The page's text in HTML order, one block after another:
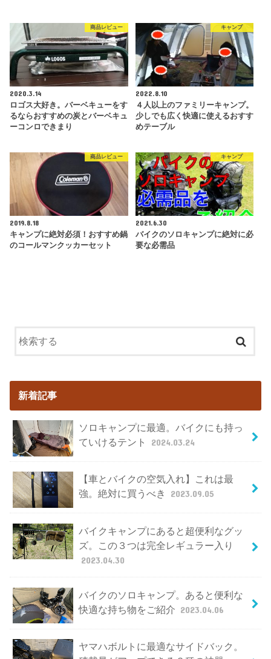
商品レビュー
2020.3.14
ロゴス大好き。バーベキューをす
るならおすすめの炭とバーベキュ
ーコンロできまり
キャンプ
2022.8.10
４人以上のファミリーキャンプ。
少しでも広く快適に使えるおすす
めテーブル
商品レビュー
2019.8.18
キャンプに絶対必須！おすすめ鍋
のコールマンクッカーセット
キャンプ
2021.6.30
バイクのソロキャンプに絶対に必
要な必需品
新着記事
ソロキャンプに最適。バイクにも持っ
ていけるテント
2024.03.24
【車とバイクの空気入れ】これは最
強。絶対に買うべき
2023.09.05
バイクキャンプにあると超便利なグッ
ズ。この３つは完全レギュラー入り
2023.04.30
バイクのソロキャンプ。あると便利な
快適な持ち物をご紹介 2023.04.06
ヤマハボルトに最適なサイドバック。